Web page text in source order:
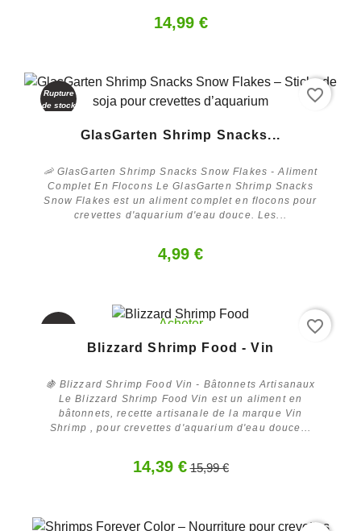
14,99 €
Rupture
de stock
GlasGarten Shrimp Snacks...
🦐 GlasGarten Shrimp Snacks Snow Flakes - Aliment
Complet En Flocons Le GlasGarten Shrimp Snacks
Snow Flakes est un aliment complet en flocons pour
crevettes d'aquarium d'eau douce. Les...
4,99 €
favorite_border
Acheter
Blizzard Shrimp Food - Vin
🍇 Blizzard Shrimp Food Vin - Bâtonnets Artisanaux
Le Blizzard Shrimp Food Vin est un aliment en
bâtonnets, recette artisanale de la marque Vin
Shrimp , pour crevettes d'aquarium d'eau douce...
14,39 € 15,99 €
favorite_border